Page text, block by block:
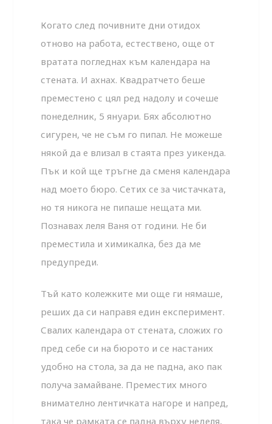
Когато след почивните дни отидох
отново на работа, естествено, още от
вратата погледнах към календара на
стената. И ахнах. Квадратчето беше
преместено с цял ред надолу и сочеше
понеделник, 5 януари. Бях абсолютно
сигурен, че не съм го пипал. Не можеше
някой да е влизал в стаята през уикенда.
Пък и кой ще тръгне да сменя календара
над моето бюро. Сетих се за чистачката,
но тя никога не пипаше нещата ми.
Познавах леля Ваня от години. Не би
преместила и химикалка, без да ме
предупреди.
Тъй като колежките ми още ги нямаше,
реших да си направя един експеримент.
Свалих календара от стената, сложих го
пред себе си на бюрото и се настаних
удобно на стола, за да не падна, ако пак
получа замайване. Преместих много
внимателно лентичката нагоре и нап­ред,
така че рамката се падна върху неделя,